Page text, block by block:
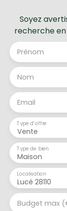
Soyez
recherche
Prénom
Nom
Email
Vente
Type d'offre
Maison
Type de bien
Lucé 28110
Localisation
Budget max